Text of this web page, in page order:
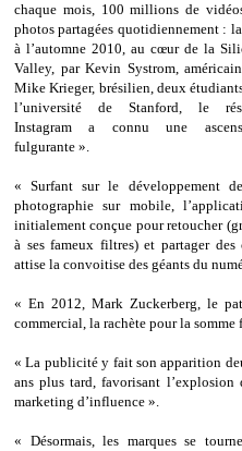
chaque mois, 100 millions de
photos partagées quotidiennement :
à l’automne 2010, au cœur de la
Valley, par Kevin Systrom,
Mike Krieger, brésilien, deux
l’université de Stanford, le
Instagram a connu une
fulgurante ».
« Surfant sur le développement
photographie sur mobile,
initialement conçue pour retoucher
à ses fameux filtres) et partager
attise la convoitise des géants du
« En 2012, Mark Zuckerberg, le
commercial, la rachète pour la
« La publicité y fait son apparition
ans plus tard, favorisant l’explosion
marketing d’influence ».
« Désormais, les marques se